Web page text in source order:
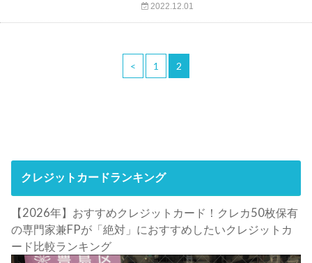
2022.12.01
< 1 2
クレジットカードランキング
【2026年】おすすめクレジットカード！クレカ50枚保有
の専門家兼FPが「絶対」におすすめしたいクレジットカ
ード比較ランキング